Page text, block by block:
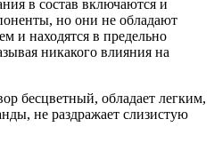
в состав включаются и
но они не обладают
и находятся в предельно
никакого влияния на
бесцветный, обладает легким,
не раздражает слизистую